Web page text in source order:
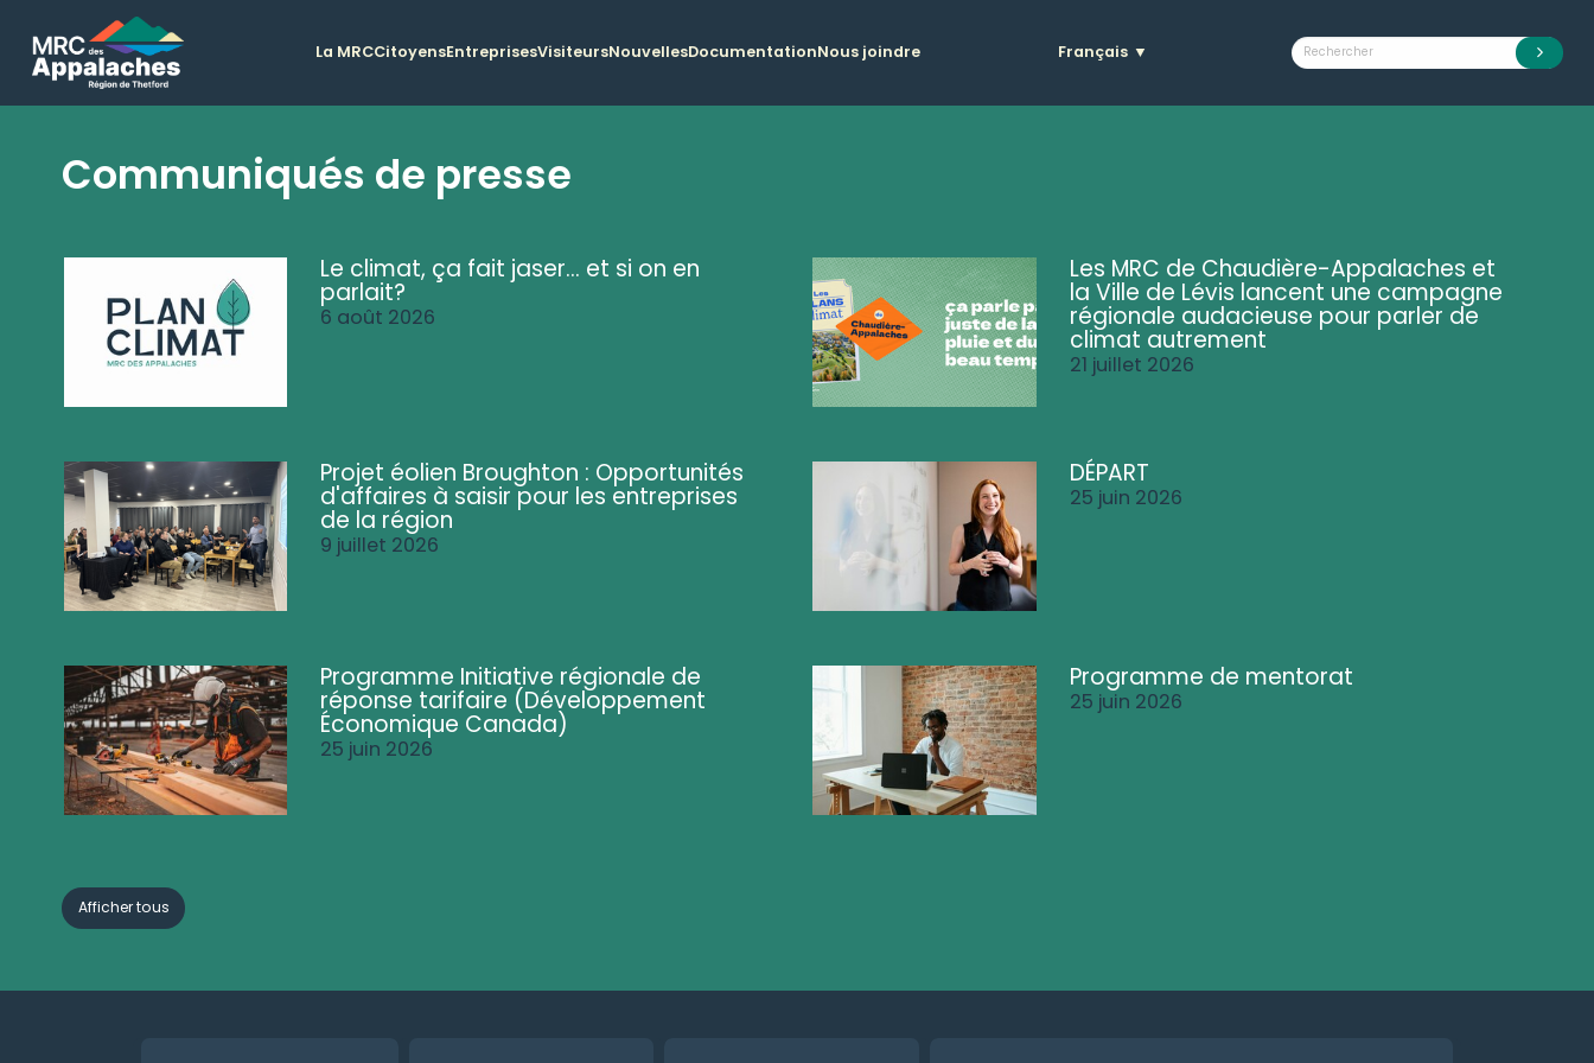
La MRCCitoyensEntreprisesVisiteursNouvellesDocumentationNous joindre Français ▼
Communiqués de presse
Le climat, ça fait jaser... et si on en
parlait?
6 août 2026
Les MRC de Chaudière-Appalaches et
la Ville de Lévis lancent une campagne
régionale audacieuse pour parler de
climat autrement
21 juillet 2026
Projet éolien Broughton : Opportunités
d'affaires à saisir pour les entreprises
de la région
9 juillet 2026
DÉPART
25 juin 2026
Programme Initiative régionale de
réponse tarifaire (Développement
Économique Canada)
25 juin 2026
Programme de mentorat
25 juin 2026
Afficher tous